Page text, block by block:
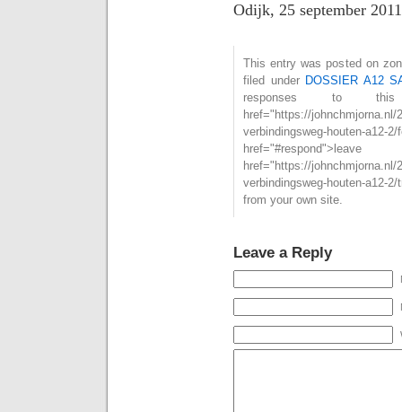
Odijk, 25 september 2011
This entry was posted on
filed under DOSSIER A12
responses to
href="https://johnchmjorna.nl/
verbindingsweg-houten-
href="https://johnchmjorna.nl/
verbindingsweg-houten-a12-
from your own site.
Leave a Reply